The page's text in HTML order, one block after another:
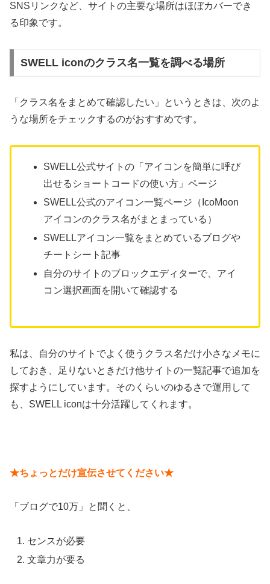
SNSリンクなど、サイトの主要な場所はほぼカバーでき
る印象です。
SWELL iconのクラス名一覧を調べる場所
「クラス名をまとめて確認したい」というときは、次のよ
うな場所をチェックするのがおすすめです。
SWELL公式サイトの「アイコンを簡単に呼び
出せるショートコードの使い方」ページ
SWELL公式のアイコン一覧ページ（IcoMoon
アイコンのクラス名がまとまっている）
SWELLアイコン一覧をまとめているブログや
チートシート記事
自分のサイトのブロックエディターで、アイ
コン選択画面を開いて確認する
私は、自分のサイトでよく使うクラス名だけ小さなメモに
しておき、足りないときだけ他サイトの一覧記事で追加を
探すようにしています。そのくらいのゆるさで運用して
も、SWELL iconは十分活躍してくれます。
★ちょっとだけ宣伝させてください★
「ブログで10万」と聞くと、
センスが必要
文章力が要る